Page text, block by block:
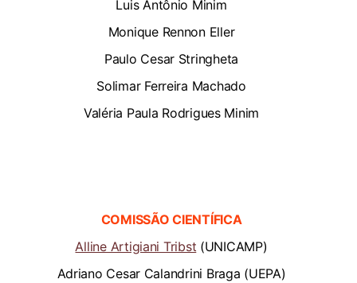
Luis Antônio Minim
Monique Rennon Eller
Paulo Cesar Stringheta
Solimar Ferreira Machado
Valéria Paula Rodrigues Minim
COMISSÃO CIENTÍFICA
Alline Artigiani Tribst (UNICAMP)
Adriano Cesar Calandrini Braga (UEPA)